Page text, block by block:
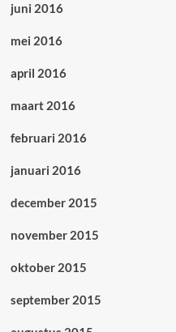
juni 2016
mei 2016
april 2016
maart 2016
februari 2016
januari 2016
december 2015
november 2015
oktober 2015
september 2015